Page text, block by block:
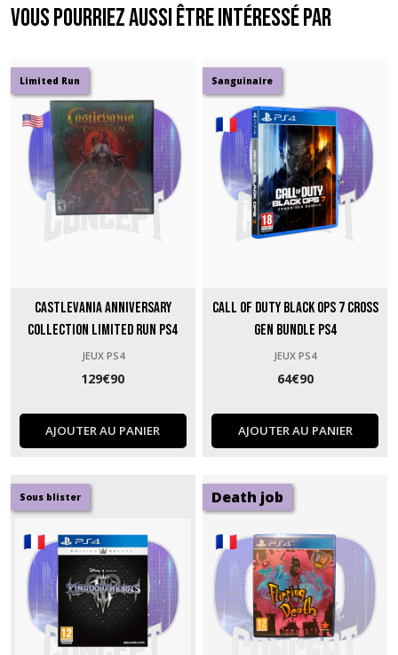
Vous pourriez aussi être intéressé par
Limited Run
Castlevania Anniversary
Collection Limited Run PS4
JEUX PS4
129€90
AJOUTER AU PANIER
Sanguinaire
Call of Duty Black Ops 7 Cross
Gen Bundle PS4
JEUX PS4
64€90
AJOUTER AU PANIER
Sous blister Death job